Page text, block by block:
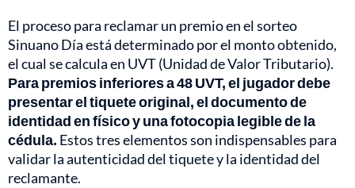
El proceso para reclamar un premio en el sorteo
Sinuano Día está determinado por el monto obtenido,
el cual se calcula en UVT (Unidad de Valor Tributario).
Para premios inferiores a 48 UVT, el jugador debe
presentar el tiquete original, el documento de
identidad en físico y una fotocopia legible de la
cédula. Estos tres elementos son indispensables para
validar la autenticidad del tiquete y la identidad del
reclamante.